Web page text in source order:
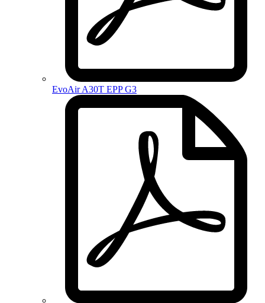
EvoAir A30T EPP G3